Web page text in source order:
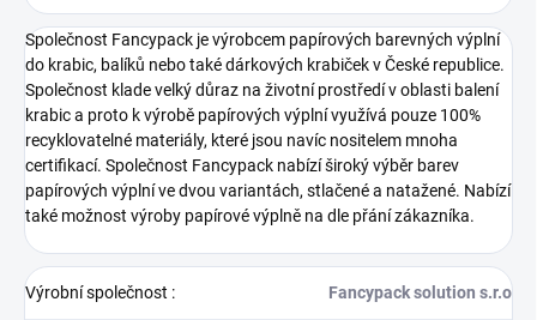
Společnost Fancypack je výrobcem papírových barevných výplní
do krabic, balíků nebo také dárkových krabiček v České republice.
Společnost klade velký důraz na životní prostředí v oblasti balení
krabic a proto k výrobě papírových výplní využívá pouze 100%
recyklovatelné materiály, které jsou navíc nositelem mnoha
certifikací. Společnost Fancypack nabízí široký výběr barev
papírových výplní ve dvou variantách, stlačené a natažené. Nabízí
také možnost výroby papírové výplně na dle přání zákazníka.
Výrobní společnost : Fancypack solution s.r.o